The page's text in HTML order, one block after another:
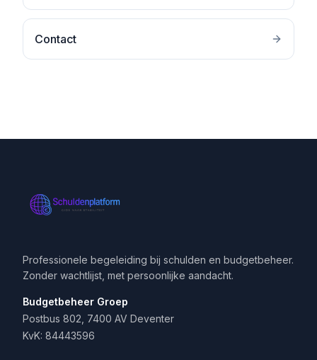
Contact
Professionele begeleiding bij schulden en budgetbeheer.
Zonder wachtlijst, met persoonlijke aandacht.
Budgetbeheer Groep
Postbus 802, 7400 AV Deventer
KvK: 84443596